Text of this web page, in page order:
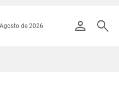
person search
de 2026